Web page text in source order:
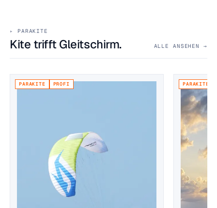
PARAKITE
Kite trifft Gleitschirm. ALLE ANSEHEN →
PARAKITE PROFI PARAKITE